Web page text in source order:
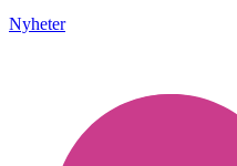
Nyheter